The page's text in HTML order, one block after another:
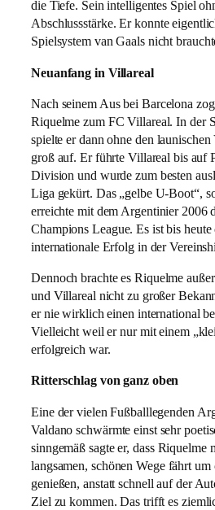
die Tiefe. Sein intelligentes Spiel
Abschlussstärke. Er konnte
Spielsystem van Gaals nicht
Neuanfang in Villareal
Nach seinem Aus bei Barcelona
Riquelme zum FC Villareal. In der
spielte er dann ohne den
groß auf. Er führte Villareal bis auf
Division und wurde zum besten
Liga gekürt. Das „gelbe U-Boot“,
erreichte mit dem Argentinier 2006
Champions League. Es ist bis heute
internationale Erfolg in der
Dennoch brachte es Riquelme
und Villareal nicht zu großer
er nie wirklich einen international
Vielleicht weil er nur mit einem
erfolgreich war.
Ritterschlag von ganz oben
Eine der vielen Fußballlegenden
Valdano schwärmte einst sehr
sinngemäß sagte er, dass
langsamen, schönen Wege fährt
genießen, anstatt schnell auf der
Ziel zu kommen. Das trifft es